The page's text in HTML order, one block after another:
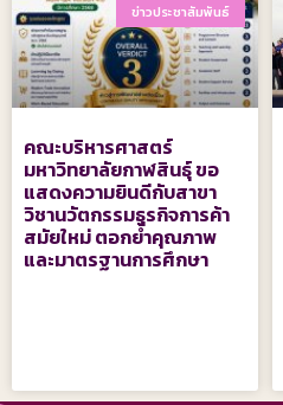
ข่าวประชาสัมพันธ์
คณะบริหารศาสตร์
มหาวิทยาลัยกาฬสินธุ์ ขอ
แสดงความยินดีกับสาขา
วิชานวัตกรรมธุรกิจการค้า
สมัยใหม่ ตอกย้ำคุณภาพ
และมาตรฐานการศึกษา